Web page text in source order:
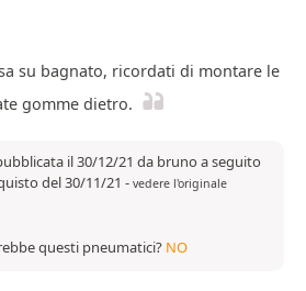
su bagnato, ricordati di montare le
gomme dietro.
il 30/12/21 da bruno a seguito
del 30/11/21 - vedere l'originale
questi pneumatici? NO